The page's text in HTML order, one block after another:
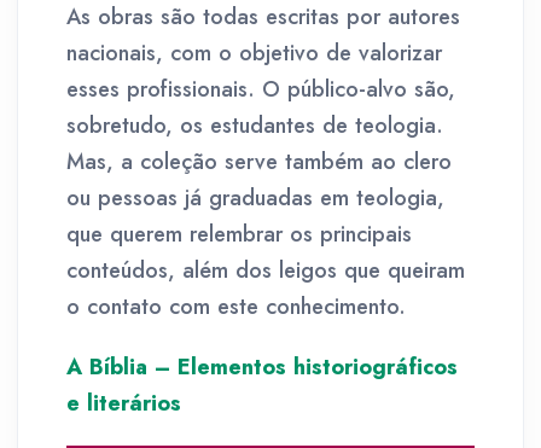
As obras são todas escritas por autores
nacionais, com o objetivo de valorizar
esses profissionais. O público-alvo são,
sobretudo, os estudantes de teologia.
Mas, a coleção serve também ao clero
ou pessoas já graduadas em teologia,
que querem relembrar os principais
conteúdos, além dos leigos que queiram
o contato com este conhecimento.
A Bíblia – Elementos historiográficos
e literários